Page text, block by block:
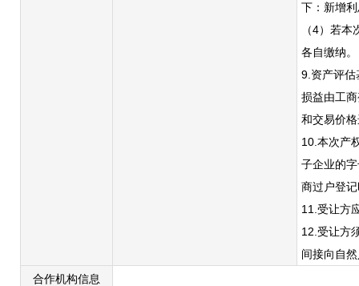
下：新增
（4） 若本
各自缴纳。
9.资产评估
损益由工
和交易价
10.本次产
子企业的
商过户登
11.受让方
12.受让方
间接向自
合作机构信息